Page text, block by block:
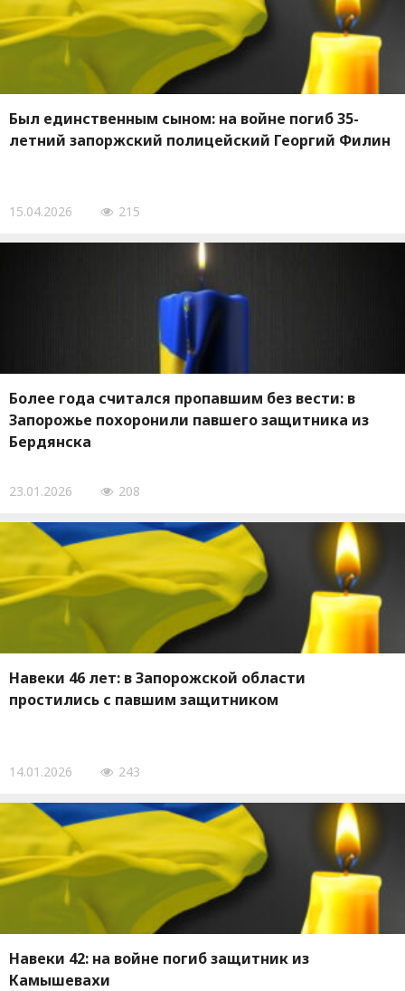
Был единственным сыном: на войне погиб 35-
летний запоржский полицейский Георгий Филин
15.04.2026 215
Более года считался пропавшим без вести: в
Запорожье похоронили павшего защитника из
Бердянска
23.01.2026 208
Навеки 46 лет: в Запорожской области
простились с павшим защитником
14.01.2026 243
Навеки 42: на войне погиб защитник из
Камышевахи